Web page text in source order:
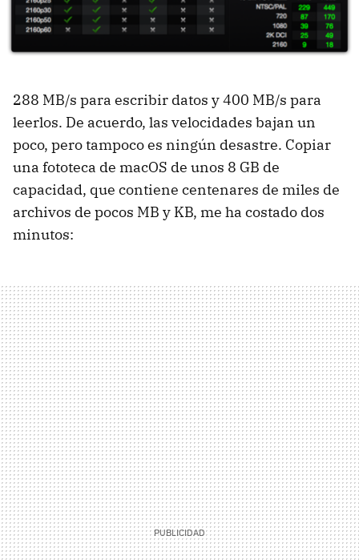
288 MB/s para escribir datos y 400 MB/s para
leerlos. De acuerdo, las velocidades bajan un
poco, pero tampoco es ningún desastre. Copiar
una fototeca de macOS de unos 8 GB de
capacidad, que contiene centenares de miles de
archivos de pocos MB y KB, me ha costado dos
minutos: